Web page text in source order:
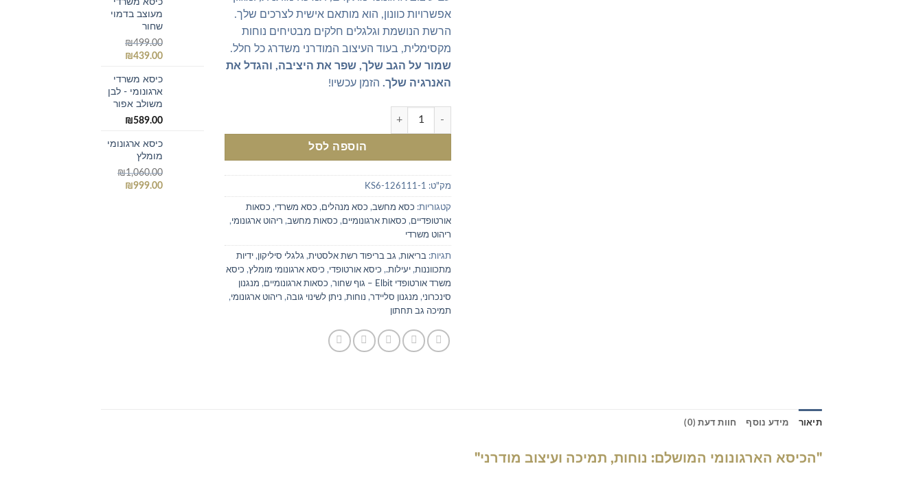
אפשרויות כוונון, הוא מותאם אישית לצרכים שלך.
הרשת הנושמת וגלגלים חלקים מבטיחים נוחות
מקסימלית, בעוד העיצוב המודרני משדרג כל חלל.
שמור על הגב שלך, שפר את היציבה, והגדל את
האנרגיה שלך. הזמן עכשיו!
כמות של כסא ארגונומי לישיבה ממושכת
הוספה לסל
מק"ט: KS6-126111-1
קטגוריות: כסא מחשב, כסא מנהלים, כסא משרדי, כסאות
אורטופדיים, כסאות ארגונומיים, כסאות מחשב, ריהוט ארגונומי,
ריהוט משרדי
תגיות: בריאות, גב בריפוד רשת אלסטית, גלגלי סיליקון, ידיות
מתכווננות, יעילות., כיסא אורטופדי, כיסא ארגונומי מומלץ, כיסא
משרד אורטופדי Elbit – גוף שחור
, כסאות ארגונומיים, מנגנון
סינכרוני, מנגנון סליידר, נוחות, ניתן לשינוי גובה, ריהוט ארגונומי,
תמיכה גב תחתון
מעוצב בדמוי
שחור
₪499.00
המחיר
היה:
₪499.00.
₪439.00
הוא:
₪439.00.
כיסא משרדי
ארגונומי - לבן
משולב אפור
₪589.00
כיסא ארגונומי
מומלץ
₪1,060.00
המחיר ₪999.00
תיאור מידע נוסף חוות דעת (0)
"הכיסא הארגונומי המושלם: נוחות, תמיכה ועיצוב מודרני"